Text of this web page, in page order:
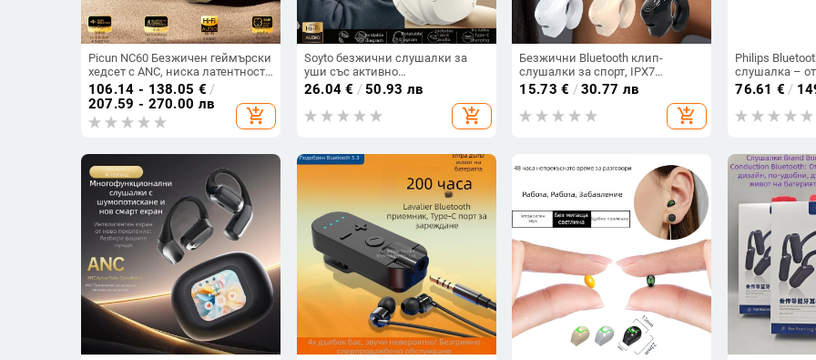
Picun NC60 Безжичен геймърски
хедсет с ANC, ниска латентност
за киберспорт, Bluetooth 5.4,
живот на батерията над 8 часа,
обхват 10 м
106.14 - 138.05 € /
207.59 - 270.00 лв
add_shopping_cart
Soyto безжични слушалки за
уши със активно
шумопотискане, без изтичане
на звук, Bluetooth 5.4, обхват 10
m, двуканално стерео, OEM
26.04 € /50.93 лв
add_shopping_cart
Безжични Bluetooth клип-
слушалки за спорт, IPX7
водоустойчиви, обхват до 10 м,
Bluetooth 5.0, живот на батерията
4–8 ч, ниска латентност за игри
15.73 € /30.77 лв
add_shopping_cart
Philips
слушалка –
безжично,
от 8 часа
76.61 € /